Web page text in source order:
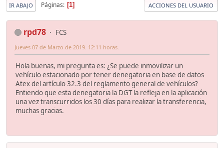
IR ABAJO Páginas 1 ACCIONES DEL USUARIO
rpd78 FCS
Jueves 07 de Marzo de 2019. 12:11 horas.
Hola buenas, mi pregunta es: ¿Se puede inmovilizar un
vehículo estacionado por tener denegatoria en base de datos
Atex del artículo 32.3 del reglamento general de vehículos?
Entiendo que esta denegatoria la DGT la refleja en la aplicación
una vez transcurridos los 30 días para realizar la transferencia,
muchas gracias.